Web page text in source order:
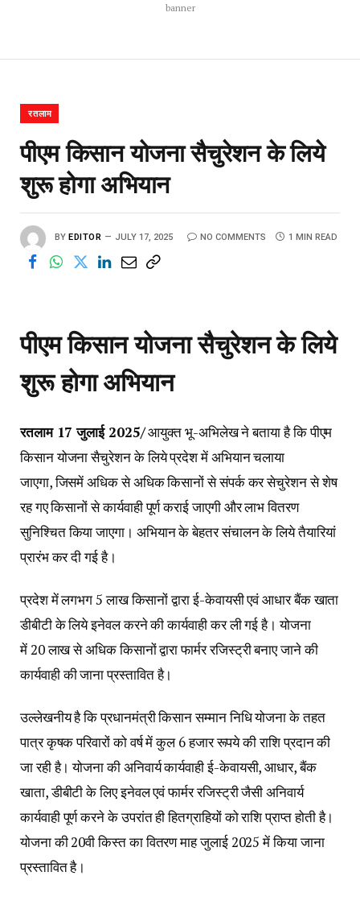
banner
रतलाम
पीएम किसान योजना सैचुरेशन के लिये
शुरू होगा अभियान
BY EDITOR JULY 17, 2025 NO COMMENTS 1 MIN READ
पीएम किसान योजना सैचुरेशन के लिये
शुरू होगा अभियान
रतलाम 17जुलाई 2025/आयुक्त भू-अभिलेख ने बताया है कि पीएम
किसान योजना सैचुरेशन के लिये प्रदेश में अभियान चलाया
जाएगा, जिसमें अधिक से अधिक किसानों से संपर्क कर सेचुरेशन से शेष
रह गए किसानों से कार्यवाही पूर्ण कराई जाएगी और लाभ वितरण
सुनिश्चित किया जाएगा। अभियान के बेहतर संचालन के लिये तैयारियां
प्रारंभ कर दी गई है।
प्रदेश में लगभग 5 लाख किसानों द्वारा ई-केवायसी एवं आधार बैंक खाता
डीबीटी के लिये इनेवल करने की कार्यवाही कर ली गई है। योजना
में 20 लाख से अधिक किसानों द्वारा फार्मर रजिस्ट्री बनाए जाने की
कार्यवाही की जाना प्रस्तावित है।
उल्लेखनीय है कि प्रधानमंत्री किसान सम्मान निधि योजना के तहत
पात्र कृषक परिवारों को वर्ष में कुल 6 हजार रूपये की राशि प्रदान की
जा रही है। योजना की अनिवार्य कार्यवाही ई-केवायसी, आधार, बैंक
खाता, डीबीटी के लिए इनेवल एवं फार्मर रजिस्ट्री जैसी अनिवार्य
कार्यवाही पूर्ण करने के उपरांत ही हितग्राहियों को राशि प्राप्त होती है।
योजना की 20वी किस्त का वितरण माह जुलाई 2025 में किया जाना
प्रस्तावित है।